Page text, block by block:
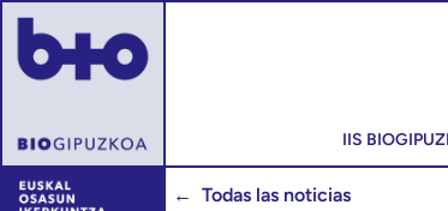
IIS
← Todas las noticias